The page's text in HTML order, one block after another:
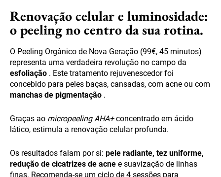
Renovação celular e luminosidade:
o peeling no centro da sua rotina.
O Peeling Orgânico de Nova Geração (99€, 45 minutos)
representa uma verdadeira revolução no campo da
esfoliação . Este tratamento rejuvenescedor foi
concebido para peles baças, cansadas, com acne ou com
manchas de pigmentação .
Graças ao micropeeling AHA+concentrado em ácido
lático, estimula a renovação celular profunda.
Os resultados falam por si: pele radiante, tez uniforme,
redução de cicatrizes de acne e suavização de linhas
finas. Recomenda-se um ciclo de 4 sessões para